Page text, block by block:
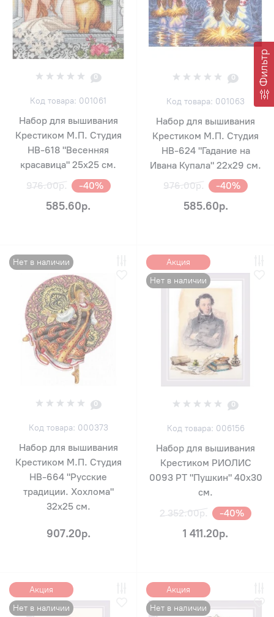
Фильтр
0
Код товара: 001061
Набор для вышивания
Крестиком М.П. Студия
НВ-618 "Весенняя
красавица" 25х25 см.
976.00р.
-40%
585.60р.
0
Код товара: 001063
Набор для вышивания
Крестиком М.П. Студия
НВ-624 "Гадание на
Ивана Купала" 22х29 см.
976.00р.
-40%
585.60р.
Нет в наличии
0
Код товара: 000373
Набор для вышивания
Крестиком М.П. Студия
НВ-664 "Русские
традиции. Хохлома"
32х25 см.
907.20р.
Акция
Нет в наличии
0
Код товара: 006156
Набор для вышивания
Крестиком РИОЛИС
0093 РТ "Пушкин" 40х30
см.
2 352.00р.
-40%
1 411.20р.
Акция
Нет в наличии
Акция
Нет в наличии